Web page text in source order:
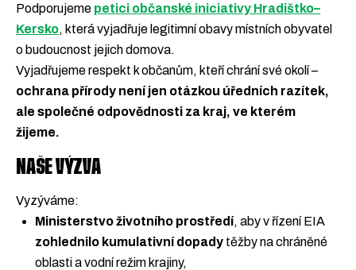
Podporujeme petici občanské iniciativy Hradištko–
Kersko, která vyjadřuje legitimní obavy místních obyvatel
o budoucnost jejich domova.
Vyjadřujeme respekt k občanům, kteří chrání své okolí –
ochrana přírody není jen otázkou úředních razítek,
ale společné odpovědnosti za kraj, ve kterém
žijeme.
NAŠE VÝZVA
Vyzýváme:
Ministerstvo životního prostředí, aby v řízení EIA
zohlednilo kumulativní dopady těžby na chráněné
oblasti a vodní režim krajiny,